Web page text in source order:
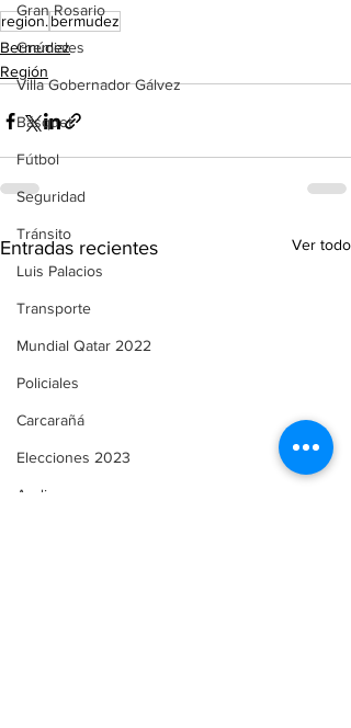
Gran Rosario
Gremiales
Villa Gobernador Gálvez
Básquet
Fútbol
Seguridad
Tránsito
Luis Palacios
Transporte
Mundial Qatar 2022
Policiales
Carcarañá
Elecciones 2023
Andino
region.bermudez
Bermúdez
Región
Entradas recientes Ver todo